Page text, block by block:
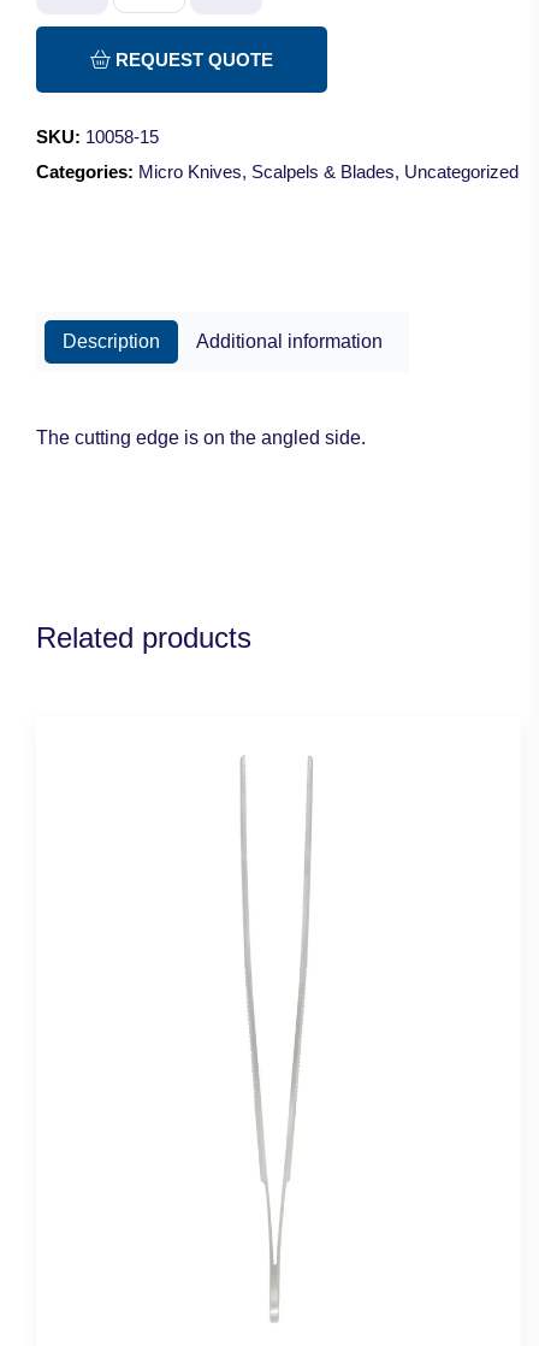
-
Cut/15cm
REQUEST QUOTE
SKU: 10058-15
Categories: Micro Knives, Scalpels & Blades, Uncategorized
Description Additional information
The cutting edge is on the angled side.
Related products